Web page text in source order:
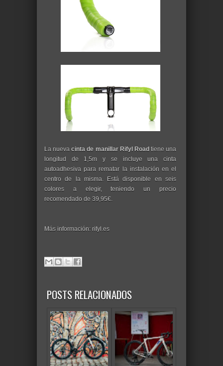
La nuevacinta de manillar Rifyl Road tiene una
longitud de 1,5m y se incluye una cinta
autoadhesiva para rematar la instalación en el
centro de la misma. Está disponible en seis
colores a elegir, teniendo un precio
recomendado de 39,95€.
Más información: rifyl.es
POSTS RELACIONADOS